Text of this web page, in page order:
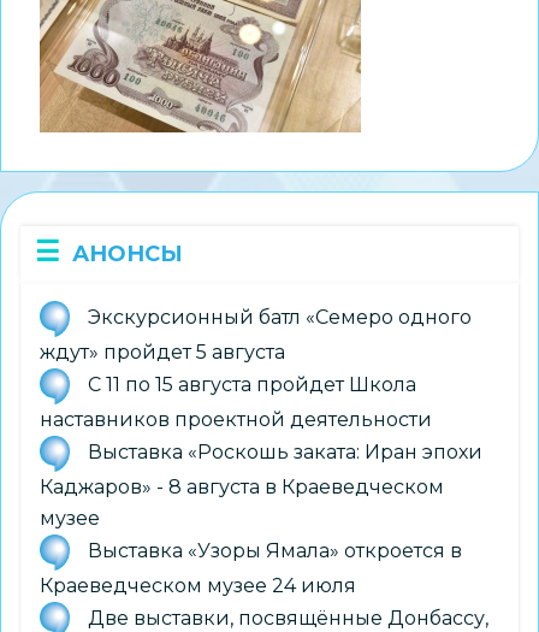
АНОНСЫ
Экскурсионный батл «Семеро одного
ждут» пройдет 5 августа
С 11 по 15 августа пройдет Школа
наставников проектной деятельности
Выставка «Роскошь заката: Иран эпохи
Каджаров» - 8 августа в Краеведческом
музее
Выставка «Узоры Ямала» откроется в
Краеведческом музее 24 июля
Две выставки, посвящённые Донбассу,